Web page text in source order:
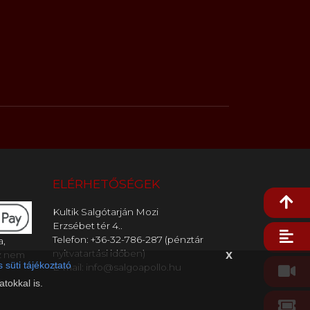
x
süti tájékoztató
is.
nem
ELÉRHETŐSÉGEK
Kultik Salgótarján Mozi
Erzsébet tér 4..
Telefon: +36-32-786-287 (pénztár
nyitvatartási időben)
E-mail: info@salgoapollo.hu